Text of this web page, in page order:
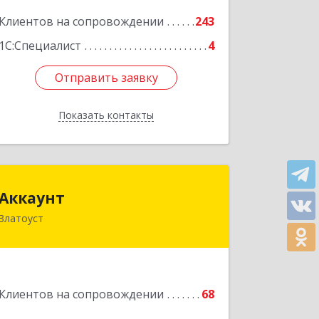
Клиентов на сопровождении
243
1С:Специалист
4
Отправить заявку
Показать контакты
Отправить заявку
Назад
Клиентов на сопровождении 68
456200, Челябинская обл, Златоуст г,